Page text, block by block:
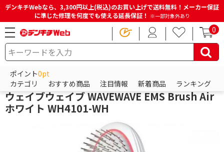
デンキチWebなら、3,300円以上(税込)のお買い上げで送料無料！メーカー保証
に準じた修理を何度でも使える延長保証！ ※一部対象外あり
0
ポイント0pt
カテゴリ
おすすめ商品 注目情報 新着商品 ランキング
HOME 商品一覧ページ ビューティー・健康家電 ヘアケア
ウェイブウェイブ
ウェイブウェイブ WAVEWAVE EMS Brush Air
ホワイト WH4101-WH